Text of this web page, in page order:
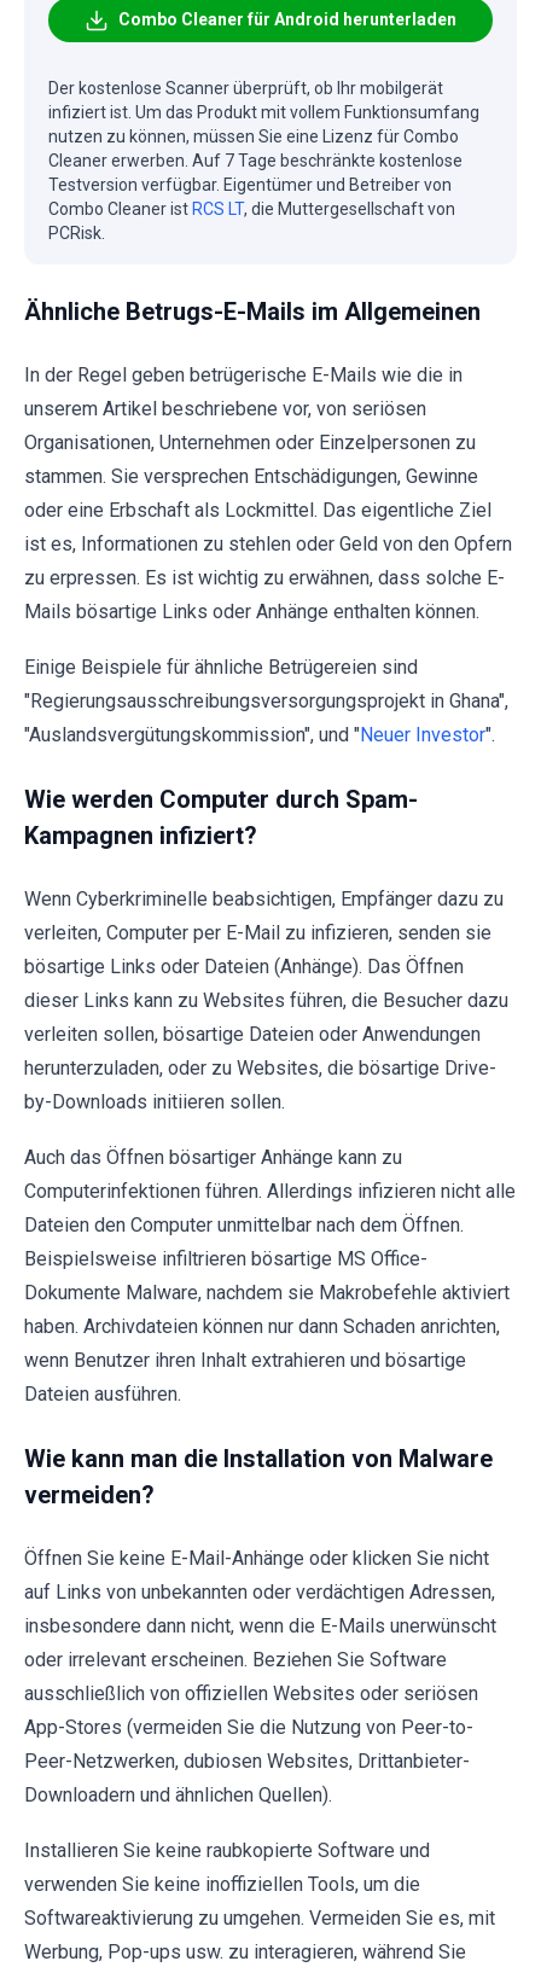
Combo Cleaner für Android herunterladen
Der kostenlose Scanner überprüft, ob Ihr mobilgerät
infiziert ist. Um das Produkt mit vollem Funktionsumfang
nutzen zu können, müssen Sie eine Lizenz für Combo
Cleaner erwerben. Auf 7 Tage beschränkte kostenlose
Testversion verfügbar. Eigentümer und Betreiber von
Combo Cleaner ist RCS LT, die Muttergesellschaft von
PCRisk.
Ähnliche Betrugs-E-Mails im Allgemeinen
In der Regel geben betrügerische E-Mails wie die in
unserem Artikel beschriebene vor, von seriösen
Organisationen, Unternehmen oder Einzelpersonen zu
stammen. Sie versprechen Entschädigungen, Gewinne
oder eine Erbschaft als Lockmittel. Das eigentliche Ziel
ist es, Informationen zu stehlen oder Geld von den Opfern
zu erpressen. Es ist wichtig zu erwähnen, dass solche E-
Mails bösartige Links oder Anhänge enthalten können.
Einige Beispiele für ähnliche Betrügereien sind
"Regierungsausschreibungsversorgungsprojekt in Ghana",
"Auslandsvergütungskommission", und "Neuer Investor".
Wie werden Computer durch Spam-
Kampagnen infiziert?
Wenn Cyberkriminelle beabsichtigen, Empfänger dazu zu
verleiten, Computer per E-Mail zu infizieren, senden sie
bösartige Links oder Dateien (Anhänge). Das Öffnen
dieser Links kann zu Websites führen, die Besucher dazu
verleiten sollen, bösartige Dateien oder Anwendungen
herunterzuladen, oder zu Websites, die bösartige Drive-
by-Downloads initiieren sollen.
Auch das Öffnen bösartiger Anhänge kann zu
Computerinfektionen führen. Allerdings infizieren nicht alle
Dateien den Computer unmittelbar nach dem Öffnen.
Beispielsweise infiltrieren bösartige MS Office-
Dokumente Malware, nachdem sie Makrobefehle aktiviert
haben. Archivdateien können nur dann Schaden anrichten,
wenn Benutzer ihren Inhalt extrahieren und bösartige
Dateien ausführen.
Wie kann man die Installation von Malware
vermeiden?
Öffnen Sie keine E-Mail-Anhänge oder klicken Sie nicht
auf Links von unbekannten oder verdächtigen Adressen,
insbesondere dann nicht, wenn die E-Mails unerwünscht
oder irrelevant erscheinen. Beziehen Sie Software
ausschließlich von offiziellen Websites oder seriösen
App-Stores (vermeiden Sie die Nutzung von Peer-to-
Peer-Netzwerken, dubiosen Websites, Drittanbieter-
Downloadern und ähnlichen Quellen).
Installieren Sie keine raubkopierte Software und
verwenden Sie keine inoffiziellen Tools, um die
Softwareaktivierung zu umgehen. Vermeiden Sie es, mit
Werbung, Pop-ups usw. zu interagieren, während Sie